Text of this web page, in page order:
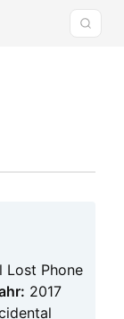
Lost Phone
2017